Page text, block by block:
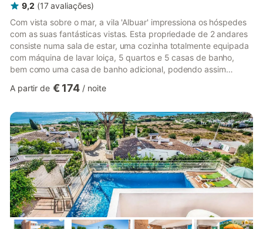
9,2 (17 avaliações)
Com vista sobre o mar, a vila 'Albuar' impressiona os hóspedes
com as suas fantásticas vistas. Esta propriedade de 2 andares
consiste numa sala de estar, uma cozinha totalmente equipada
com máquina de lavar loiça, 5 quartos e 5 casas de banho,
bem como uma casa de banho adicional, podendo assim
alta velocidade, ar condicionado, uma máquina de lavar roupa,
Um jogo de ténis de mesa e uma mesa de bilhar estão também
disponíveis na propriedade. Uma cama de bebé e uma cadeira
alt...
A partir de € 174 / noite